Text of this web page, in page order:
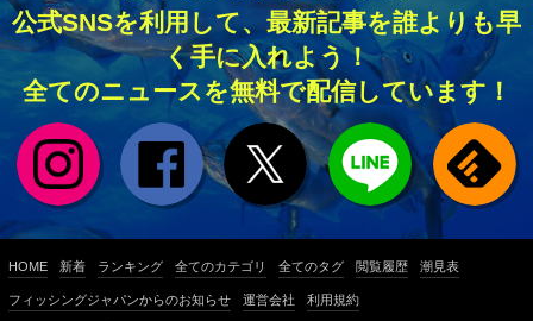
公式SNSを利用して、最新記事を誰よりも早
く手に入れよう！
全てのニュースを無料で配信しています！
HOME 新着 ランキング 全てのカテゴリ 全てのタグ 閲覧履歴 潮見表
フィッシングジャパンからのお知らせ 運営会社 利用規約